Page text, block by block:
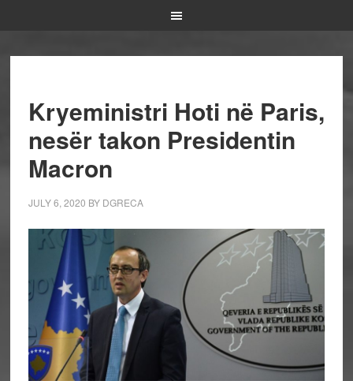
Kryeministri Hoti në Paris,
nesër takon Presidentin
Macron
JULY 6, 2020 BY DGRECA